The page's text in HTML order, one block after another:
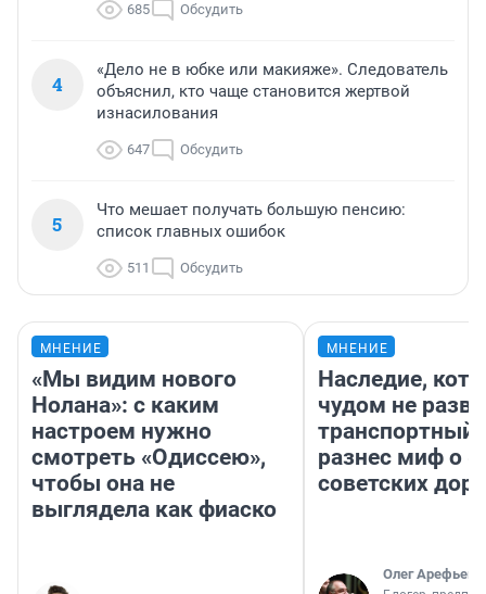
685 Обсудить
4
«Дело не в юбке или макияже». Следователь
объяснил, кто чаще становится жертвой
изнасилования
647 Обсудить
5
Что мешает получать большую пенсию:
список главных ошибок
511 Обсудить
МНЕНИЕ
«Мы видим нового
Нолана»: с каким
настроем нужно
смотреть «Одиссею»,
чтобы она не
выглядела как фиаско
МНЕНИЕ
Наследие,
чудом не
транспортный
разнес миф о
советских
Олег Арефьев